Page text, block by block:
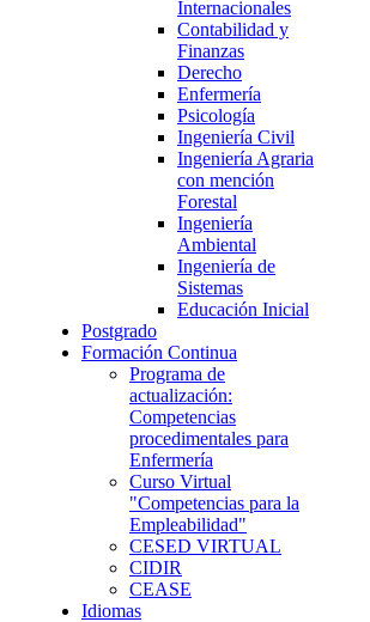
Internacionales
Contabilidad y
Finanzas
Derecho
Enfermería
Psicología
Ingeniería Civil
Ingeniería Agraria
con mención
Forestal
Ingeniería
Ambiental
Ingeniería de
Sistemas
Educación Inicial
Postgrado
Formación Continua
Programa de
actualización:
Competencias
procedimentales para
Enfermería
Curso Virtual
"Competencias para la
Empleabilidad"
CESED VIRTUAL
CIDIR
CEASE
Idiomas